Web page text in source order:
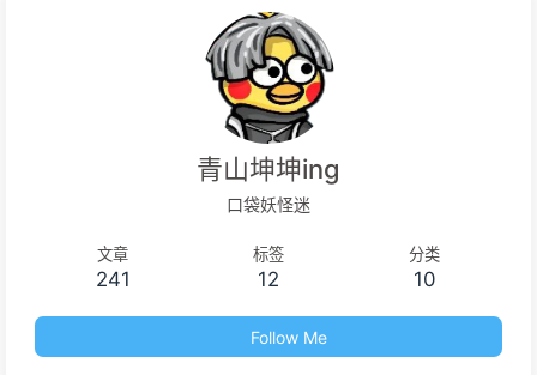
青山坤坤ing
口袋妖怪迷
文章
241
标签
12
分类
10
Follow Me